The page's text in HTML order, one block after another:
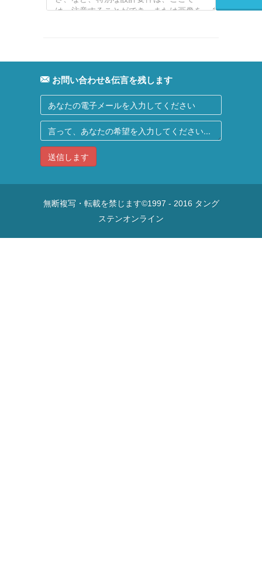
お問い合わせ&伝言を残します
送信します
無断複写・転載を禁じます©1997 - 2016 タング
ステンオンライン